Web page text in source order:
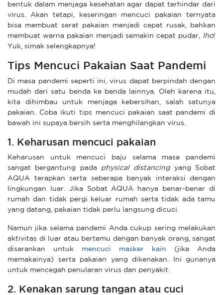
bentuk dalam menjaga kesehatan agar dapat terhindar dari
virus. Akan tetapi, keseringan mencuci pakaian ternyata
bisa membuat serat pakaian menjadi cepat rusak, bahkan
membuat warna pakaian menjadi semakin cepat pudar, lho!
Yuk, simak selengkapnya!
Tips Mencuci Pakaian Saat Pandemi
Di masa pandemi seperti ini, virus dapat berpindah dengan
mudah dari satu benda ke benda lainnya. Oleh karena itu,
kita dihimbau untuk menjaga kebersihan, salah satunya
pakaian. Coba ikuti tips mencuci pakaian saat pandemi di
bawah ini supaya bersih serta menghilangkan virus.
1. Keharusan mencuci pakaian
Keharusan untuk mencuci baju selama masa pandemi
sangat bergantung pada physical distancingyang Sobat
AQUA terapkan serta seberapa banyak interaksi dengan
lingkungan luar. Jika Sobat AQUA hanya benar-benar di
rumah dan tidak pergi keluar rumah serta tidak ada tamu
yang datang, pakaian tidak perlu langsung dicuci.
Namun jika selama pandemi Anda cukup sering melakukan
aktivitas di luar atau bertemu dengan banyak orang, sangat
disarankan untuk mencuci masker kain (jika Anda
memakainya) serta pakaian yang dikenakan. Ini gunanya
untuk mencegah penularan virus dan penyakit.
2. Kenakan sarung tangan atau cuci